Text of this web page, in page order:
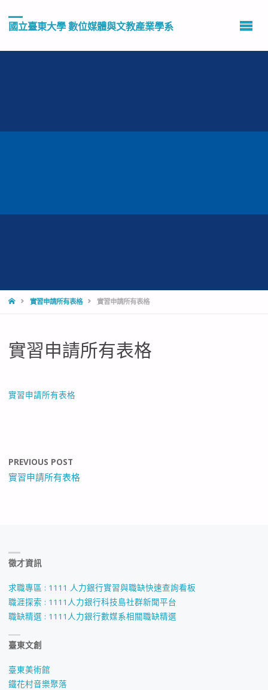
國立臺東大學 數位媒體與文教產業學系
HOME實習申請所有表格 實習申請所有表格
實習申請所有表格
實習申請所有表格
PREVIOUS POST
實習申請所有表格
徵才資訊
求職專區 : 1111 人力銀行實習與職缺快速查詢看板
職涯探索 : 1111人力銀行科技島社群新聞平台
職缺精選 : 1111人力銀行數媒系相關職缺精選
臺東文創
臺東美術館
鐵花村音樂聚落